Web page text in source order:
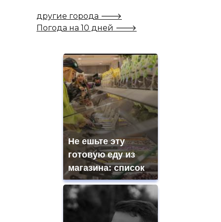
другие города 🡒
Погода на 10 дней 🡒
Не ешьте эту
готовую еду из
магазина: список